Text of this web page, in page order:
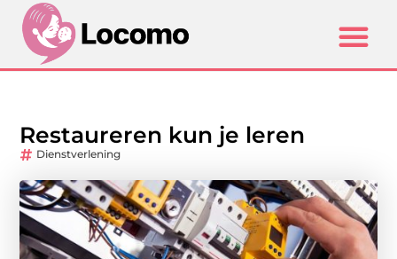
Restaureren kun je leren
Dienstverlening